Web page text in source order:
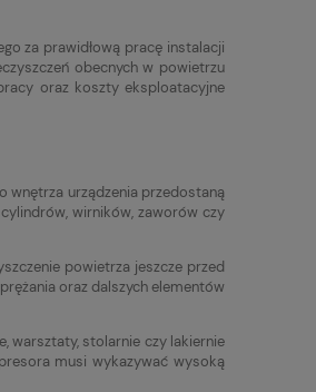
za prawidłową pracę instalacji
obecnych w powietrzu
oraz koszty eksploatacyjne
wnętrza urządzenia przedostaną
wirników, zaworów czy
powietrza jeszcze przed
oraz dalszych elementów
warsztaty, stolarnie czy lakiernie
musi wykazywać wysoką